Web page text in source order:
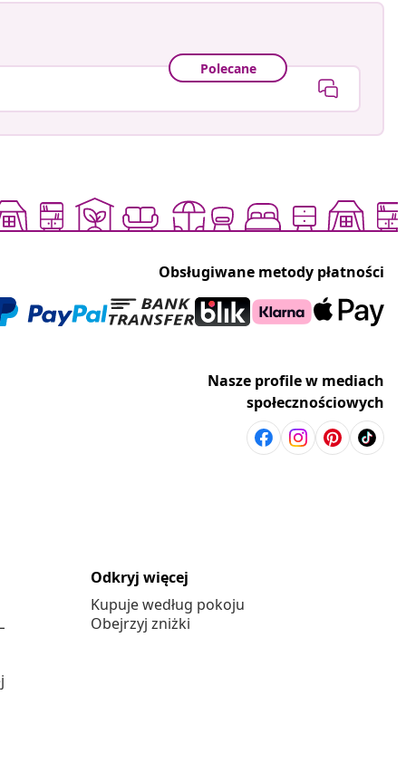
Polecane
Obsługiwane metody płatności
Nasze profile w mediach
społecznościowych
Odkryj więcej
Kupuje według pokoju
Obejrzyj zniżki